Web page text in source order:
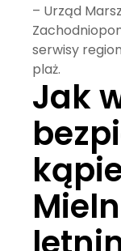
– Urząd
serwisy
plaż.
Jak